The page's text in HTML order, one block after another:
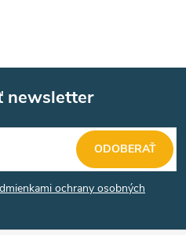
newsletter
ochrany osobných
ODOBERAŤ